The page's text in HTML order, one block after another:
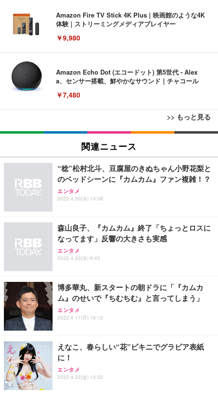
Amazon Fire TV Stick 4K Plus | 映画館のような4K
体験 | ストリーミングメディアプレイヤー
￥9,980
Amazon Echo Dot (エコードット) 第5世代 - Alex
a、センサー搭載、鮮やかなサウンド｜チャコール
￥7,480
>> もっと見る
[EdoErgo] オフィスチェア 椅子 テレワーク 疲れな
い 跳ね上げ式アームレスト コンパクト 約105度ロッ
キング pc 事務椅子 360度回転 座面昇降 強化ナイロ
ン樹脂ベース 通気性メッシュ 在宅ワーク H-WY01
(黒網+黒枠+黒足)
￥5,699
SIHOO B100 オフィスチェア／デスクチェア メッシ
Sezlife オフィスチェア デスクチェア 疲れない テレ
ワーク チェア 強化バックレスト 30度ロッキング機
ョン PCチェア 通気性メッシュ ゲーミング/勉強/事
務用 おしゃれ パソコンチェア (ブラック)
￥7,680
Sezlife オフィスチェア デスクチェア 疲れない テレ
ワーク チェア 強化バックレスト 30度ロッキング機
ョン PCチェア 通気性メッシュ ゲーミング/勉強/事
務用 おしゃれ パソコンチェア (ホワイト)
ANDWINT オフィスチェア デスクチェア 肘なし メ
ッシュ 通気性 ランバーサポート付き 腰サポート ガ
ス圧無段階昇降 360度回転 キャスター付き コンパク
EIZO ビジネス向けプレミアムモニター | FlexScan
EV3240X-WT | 31.5型4K UHD・USB Type-C・ホワ
￥105,595
EIZO ビジネス向けプレミアムモニター | FlexScan
EV2740X-WT | 27.0型4K UHD・USB Type-C・ホワ
￥109,572
【純正品】27"ゲーミングモニター DualSense 充電
フック付き（CFI-ZDM1J）
【整備済み品】Dell E2724HS 27インチ 液晶モニタ
ー フルHD（1920×1080）VA 非光沢 HDMI/DisplayP
【MiniLED/24.5inch/280Hz/FHD】GRAPHT THE S
HOOTER Gaming Monitor 24” Essential ゲーミン
グモニター QD 24.5インチ 1ms FHD 量子ドット 残
Amazonベーシック ペットシーツ 薄型 レギュラー 1
回使い捨て 無香料 ホワイト 300枚
￥3,373
Amazonベーシック ペットシーツ 厚型 ワイド 42枚
ネオ・ルーライフ ネオ・オムツ L 中型犬用 26枚入
Smart Basic(スマートベーシック) 【Amazon.co.jp
限定】 Smart Basic アイリスオーヤマ ペットシーツ
アイリスオーヤマ ペットシーツ 超厚型 お徳用 レギ
ュラー 200枚入【Amazon.co.jp限定】
関連ニュース
“稔”松村北斗、豆腐屋のきぬちゃん小野花梨と
のベッドシーンに『カムカム』ファン複雑！？
エンタメ
2022.4.20(水) 10:08
森山良子、『カムカム』終了「ちょっとロスに
なってます」反響の大きさも実感
エンタメ
2022.4.20(水) 6:45
博多華丸、新スタートの朝ドラに「『カムカ
ム』のせいで『ちむちむ』と言ってしまう」
エンタメ
2022.4.11(月) 16:12
えなこ、春らしい“花”ビキニでグラビア表紙
に！
エンタメ
2022.4.22(金) 13:02